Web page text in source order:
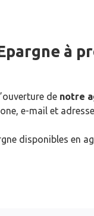
à
de notre
e-mail et
disponibles en